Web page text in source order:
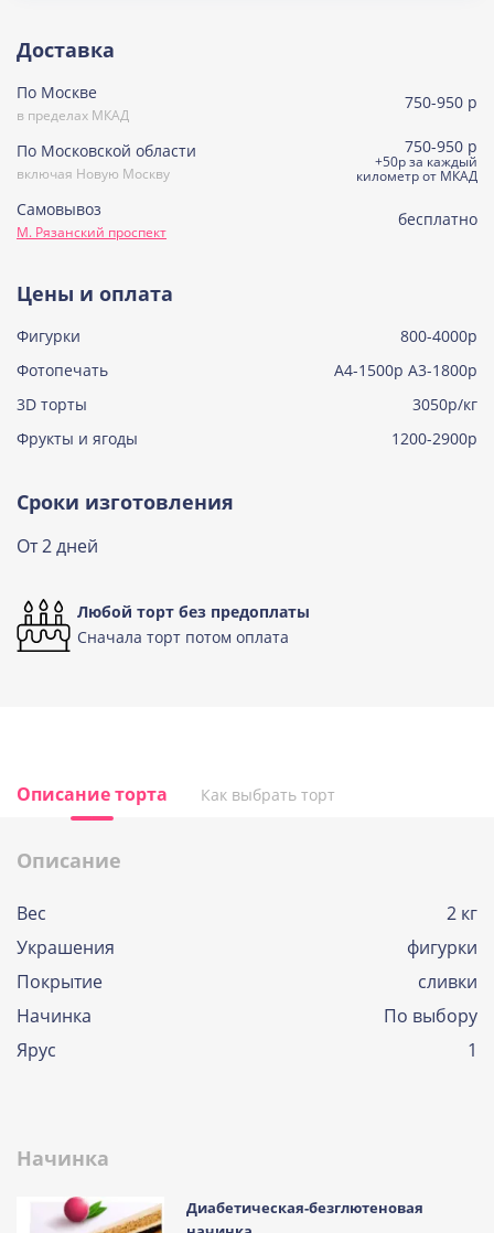
Сметанная
Узнать подробнее о начинке
Узнать подробнее о начинке
Доставка
По Москве
в пределах МКАД
750-950 р
По Московской области
включая Новую Москву
750-950 р
+50р за каждый
километр от МКАД
Самовывоз
М. Рязанский проспект
бесплатно
Цены и оплата
Фигурки
800-4000р
Фотопечать
А4-1500р А3-1800р
3D торты
3050р/кг
Фрукты и ягоды
1200-2900р
Сроки изготовления
От 2 дней
Любой торт без предоплаты
Сначала торт потом оплата
Описание торта Как выбрать торт
Описание
Вес
2 кг
Украшения
фигурки
Покрытие
сливки
Начинка
По выбору
Ярус
1
Начинка
Диабетическая-безглютеновая